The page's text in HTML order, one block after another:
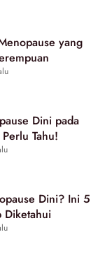
yang
Dini pada
Tahu!
Dini? Ini 5
Diketahui